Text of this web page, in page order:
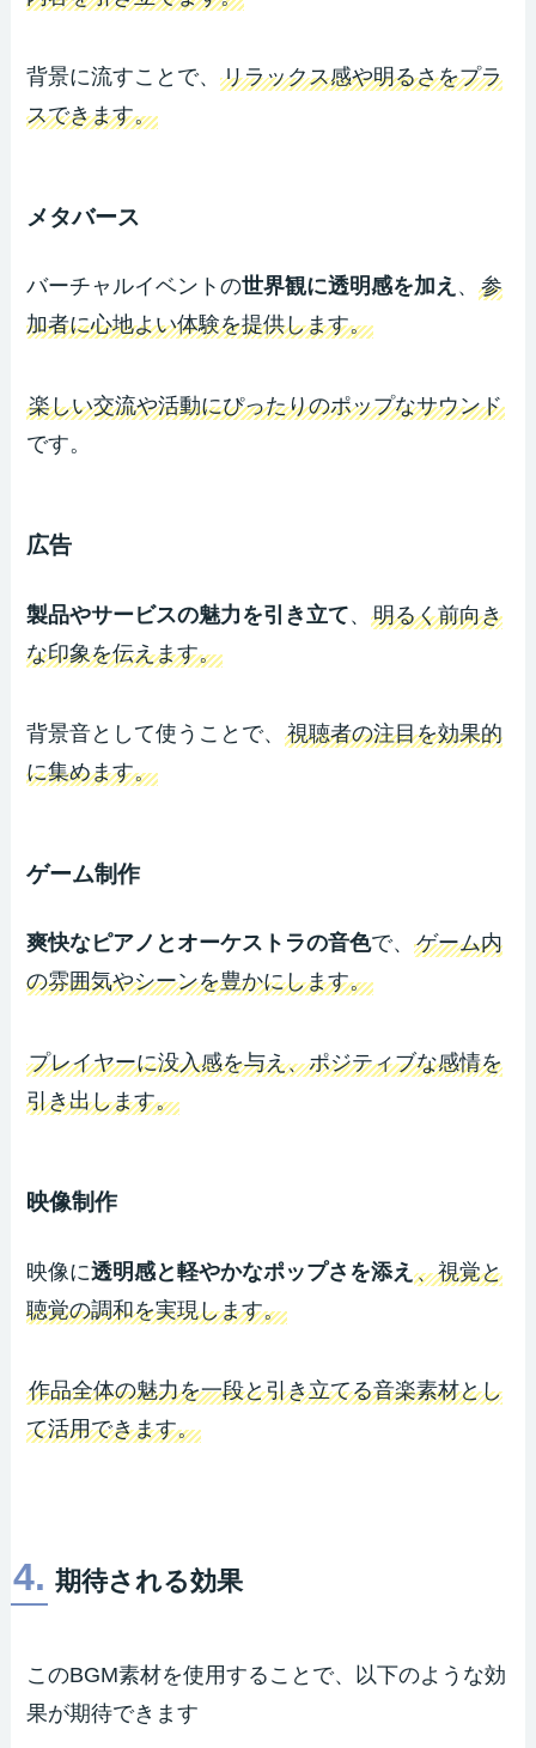
背景に流すことで、リラックス感や明るさをプラ
スできます。
メタバース
バーチャルイベントの世界観に透明感を加え 、参
加者に心地よい体験を提供します。
楽しい交流や活動にぴったりのポップなサウンド
です。
広告
製品やサービスの魅力を引き立て、明るく前向き
な印象を伝えます。
背景音として使うことで、視聴者の注目を効果的
に集めます。
ゲーム制作
爽快なピアノとオーケストラの音色で、ゲーム内
の雰囲気やシーンを豊かにします。
プレイヤーに没入感を与え、ポジティブな感情を
引き出します。
映像制作
映像に透明感と軽やかなポップさを添え、視覚と
聴覚の調和を実現します。
作品全体の魅力を一段と引き立てる音楽素材とし
て活用できます。
4. 期待される効果
このBGM素材を使用することで、以下のような効
果が期待できます